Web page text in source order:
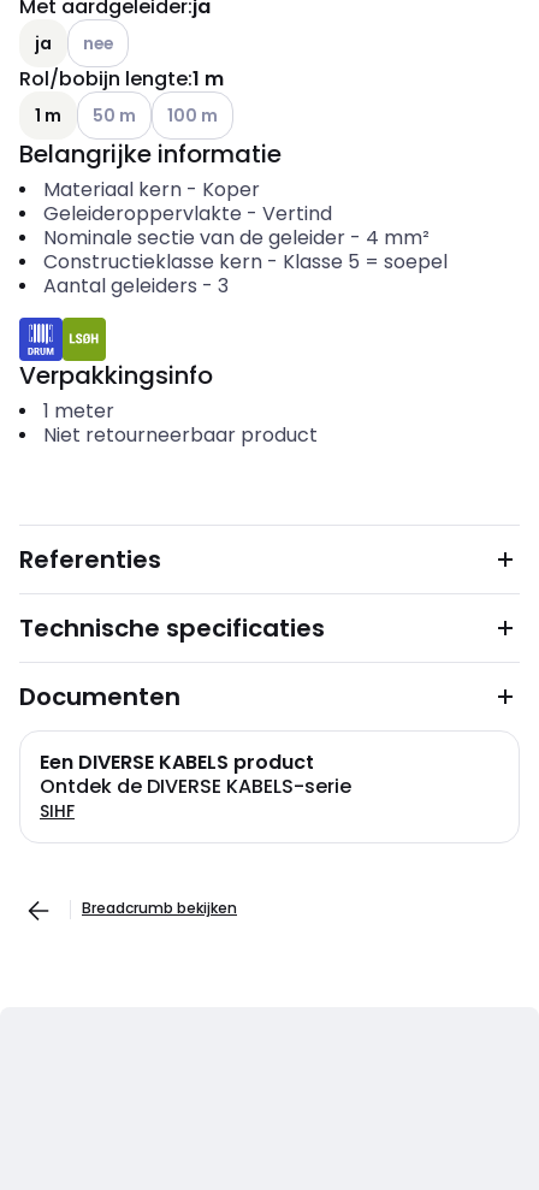
Met aardgeleider:ja
ja Andere varianten (Huidige combinatie niet mogelijk)
nee
Rol/bobijn lengte:1 m
1 m Andere varianten (Huidige combinatie niet mogelijk)
50 m Andere varianten (Huidige combinatie niet
100 m
Belangrijke informatie
Materiaal kern- Koper
Geleideroppervlakte - Vertind
Nominale sectie van de geleider- 4 mm²
Constructieklasse kern- Klasse 5 = soepel
Aantal geleiders - 3
Verpakkingsinfo
1 meter
Niet retourneerbaar product
Referenties
Technische specificaties
Documenten
Een DIVERSE KABELS product
Ontdek de DIVERSE KABELS-serie
SIHF
Breadcrumb bekijken